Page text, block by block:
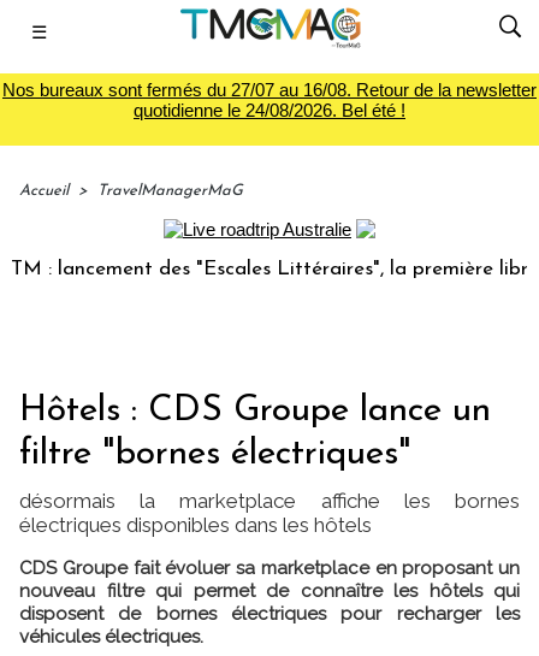
☰
Nos bureaux sont fermés du 27/07 au 16/08. Retour de la newsletter
quotidienne le 24/08/2026. Bel été !
Accueil > TravelManagerMaG
lancement des "Escales Littéraires", la première librairie
Hôtels : CDS Groupe lance un
filtre "bornes électriques"
désormais la marketplace affiche les bornes
électriques disponibles dans les hôtels
CDS Groupe fait évoluer sa marketplace en proposant un
nouveau filtre qui permet de connaître les hôtels qui
disposent de bornes électriques pour recharger les
véhicules électriques.